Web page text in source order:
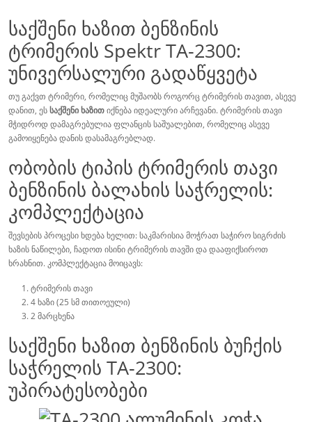
საქშენი ხაზით ბენზინის
ტრიმერის Spektr TA-2300:
უნივერსალური გადაწყვეტა
თუ გაქვთ ტრიმერი, რომელიც მუშაობს როგორც ტრიმერის თავით, ასევე
დანით, ესსაქშენი ხაზითიქნება იდეალური არჩევანი. ტრიმერის თავი
მჭიდროდ დამაგრებულია ფლანცის საშუალებით, რომელიც ასევე
გამოიყენება დანის დასამაგრებლად.
ობობის ტიპის ტრიმერის თავი
ბენზინის ბალახის საჭრელის:
კომპლექტაცია
შევსების პროცესი ხდება ხელით: საკმარისია მოჭრათ საჭირო სიგრძის
ხაზის ნაწილები, ჩადოთ ისინი ტრიმერის თავში და დააფიქსიროთ
ხრახნით. კომპლექტაცია მოიცავს:
ტრიმერის თავი
4 ხაზი (25 სმ თითოეული)
2 მარცხენა
საქშენი ხაზით ბენზინის ბუჩქის
საჭრელის TA-2300:
უპირატესობები